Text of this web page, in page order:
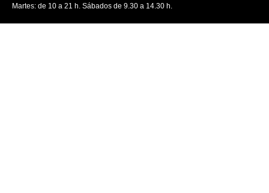
Martes: de 10 a 21 h. Sábados de 9.30 a 14.30 h.